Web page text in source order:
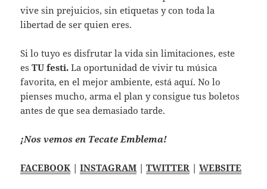
vive sin prejuicios, sin etiquetas y con toda la
libertad de ser quien eres.
Si lo tuyo es disfrutar la vida sin limitaciones, este
esTU festi. La oportunidad de vivir tu música
favorita, en el mejor ambiente, está aquí. No lo
pienses mucho, arma el plan y consigue tus boletos
antes de que sea demasiado tarde.
¡Nos vemos en Tecate Emblema!
FACEBOOK |INSTAGRAM |TWITTER |WEBSITE